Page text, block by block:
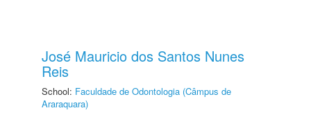
José Mauricio dos Santos Nunes
Reis
School: Faculdade de Odontologia (Câmpus de
Araraquara)